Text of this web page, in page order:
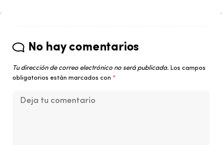
No hay comentarios
Tu dirección de correo electrónico no será publicada. Los campos
obligatorios están marcados con *